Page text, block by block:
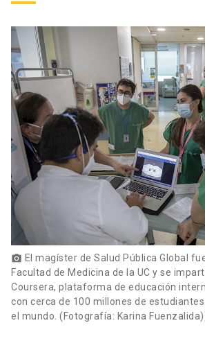
Personal
Alumni launch
Padres y familia
Vecinos launch
Correo UC
Mi Portal UC
Medios Biblioteca launch
Donaciones launch
photo_camera El magíster de Salud Pública Global
Facultad de Medicina de la UC y se
Coursera, plataforma de educación
con cerca de 100 millones de
el mundo. (Fotografía: Karina